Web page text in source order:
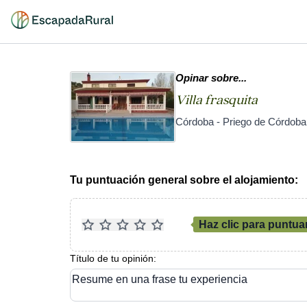
Opinar sobre...
Villa frasquita
Córdoba - Priego de Córdoba
Tu puntuación general sobre el alojamiento:
Haz clic para
Título de tu opinión:
Resume en una frase tu experiencia